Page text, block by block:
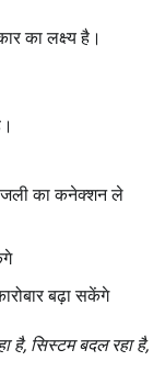
का लक्ष्य है।
का कनेक्शन ले
बढ़ा सकेंगे
है, सिस्टम बदल रहा है,